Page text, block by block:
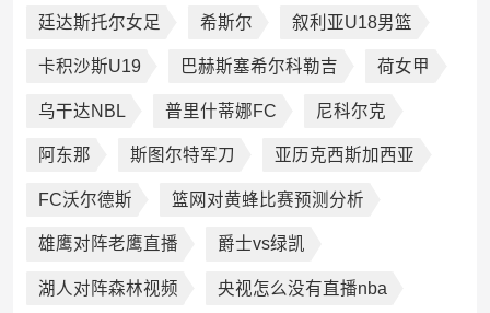
廷达斯托尔女足 希斯尔 叙利亚U18男篮
卡积沙斯U19 巴赫斯塞希尔科勒吉 荷女甲
乌干达NBL 普里什蒂娜FC 尼科尔克
阿东那 斯图尔特军刀 亚历克西斯加西亚
FC沃尔德斯 篮网对黄蜂比赛预测分析
雄鹰对阵老鹰直播 爵士vs绿凯
湖人对阵森林视频 央视怎么没有直播nba